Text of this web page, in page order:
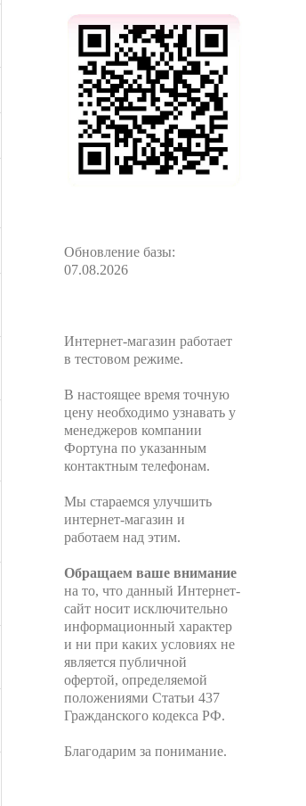
Обновление базы:
07.08.2026
Интернет-магазин работает
в тестовом режиме.
В настоящее время точную
цену необходимо узнавать у
менеджеров компании
Фортуна по указанным
контактным телефонам.
Мы стараемся улучшить
интернет-магазин и
работаем над этим.
Обращаем ваше внимание
на то, что данный Интернет-
сайт носит исключительно
информационный характер
и ни при каких условиях не
является публичной
офертой, определяемой
положениями Статьи 437
Гражданского кодекса РФ.
Благодарим за понимание.